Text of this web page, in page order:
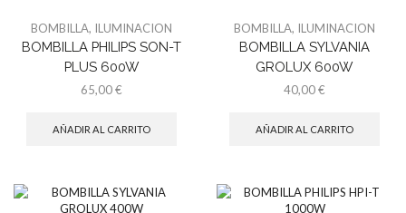
BOMBILLA, ILUMINACION
BOMBILLA PHILIPS SON-T
PLUS 600W
65,00€
AÑADIR AL CARRITO
BOMBILLA, ILUMINACION
BOMBILLA SYLVANIA
GROLUX 600W
40,00€
AÑADIR AL CARRITO